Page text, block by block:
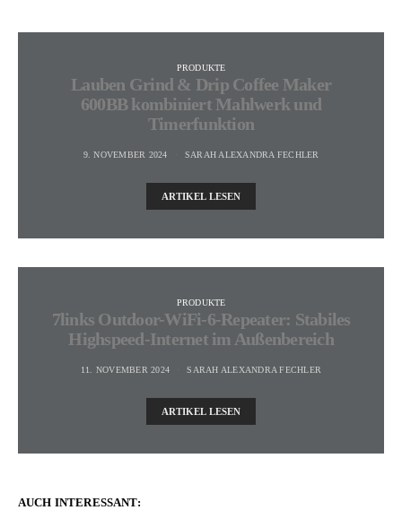
PRODUKTE
Lauben Grind & Drip Coffee Maker
600BB kombiniert Mahlwerk und
Timerfunktion
9. NOVEMBER 2024 SARAH ALEXANDRA FECHLER
ARTIKEL LESEN
PRODUKTE
7links Outdoor-WiFi-6-Repeater: Stabiles
Highspeed-Internet im Außenbereich
11. NOVEMBER 2024 SARAH ALEXANDRA FECHLER
ARTIKEL LESEN
AUCH INTERESSANT: